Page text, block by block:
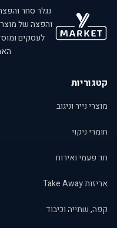
נגלר סחר
והפצה של
לעסקים
קטגוריות
מוצרי נייר וניגוב
חומרי ניקוי
חד פעמי ואירוח
אריזות Take Away
קפה, שתייה וכיבוד